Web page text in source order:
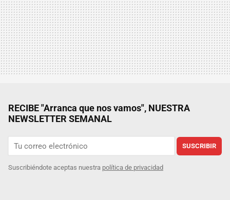
RECIBE "Arranca que nos vamos", NUESTRA
NEWSLETTER SEMANAL
SUSCRIBIR
Suscribiéndote aceptas nuestra política de privacidad